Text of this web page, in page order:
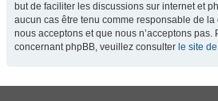
but de faciliter les discussions sur internet et
aucun cas être tenu comme responsable de
nous acceptons et que nous n’acceptons pas.
concernant phpBB, veuillez consulter le site